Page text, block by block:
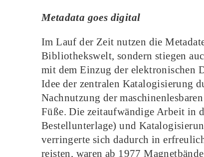
Metadata goes digital
Im Lauf der Zeit nutzen die
Bibliothekswelt, sondern stiegen
mit dem Einzug der elektronischen
Idee der zentralen Katalogisierung
Nachnutzung der
Füße. Die zeitaufwändige Arbeit in
Bestellunterlage) und
verringerte sich dadurch in
reisten, waren ab 1977